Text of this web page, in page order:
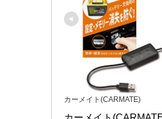
カーメイト(CARMATE)